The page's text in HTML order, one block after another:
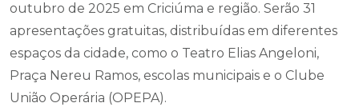
outubro de 2025 em Criciúma e região. Serão 31
apresentações gratuitas, distribuídas em diferentes
espaços da cidade, como o Teatro Elias Angeloni,
Praça Nereu Ramos, escolas municipais e o Clube
União Operária (OPEPA).